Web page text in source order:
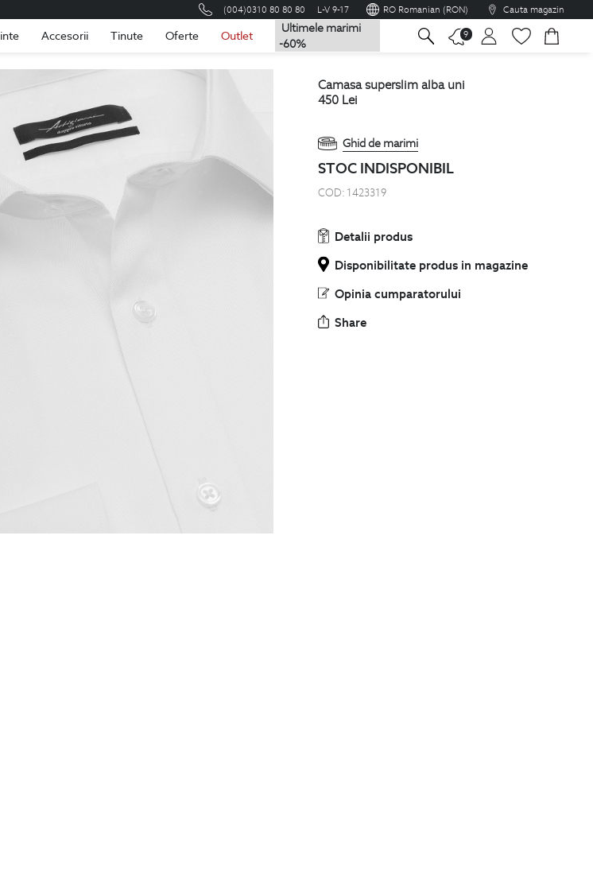
(004)0310 80 80 80 L-V 9-17 RO Romanian (RON) Cauta magazin
Accesorii Tinute Oferte Outlet
Ultimele marimi
-60%
9
Romania Romana
camasa superslim alba uni
450 Lei
Ghid de marimi
STOC INDISPONIBIL
COD: 1423319
Detalii produs
Disponibilitate produs in magazine
Opinia cumparatorului
Share